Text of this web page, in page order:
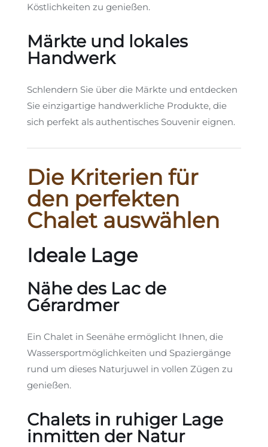
Köstlichkeiten zu genießen.
Märkte und lokales
Handwerk
Schlendern Sie über die Märkte und entdecken
Sie einzigartige handwerkliche Produkte, die
sich perfekt als authentisches Souvenir eignen.
Die Kriterien für
den perfekten
Chalet auswählen
Ideale Lage
Nähe des Lac de
Gérardmer
Ein Chalet in Seenähe ermöglicht Ihnen, die
Wassersportmöglichkeiten und Spaziergänge
rund um dieses Naturjuwel in vollen Zügen zu
genießen.
Chalets in ruhiger Lage
inmitten der Natur